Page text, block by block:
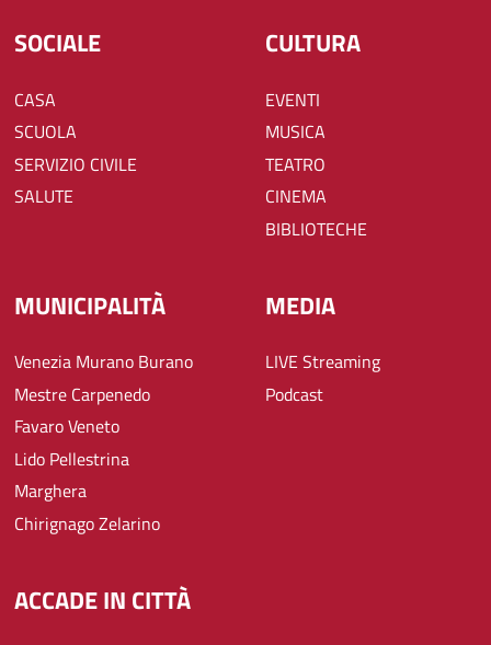
SOCIALE
CASA
SCUOLA
SERVIZIO CIVILE
SALUTE
CULTURA
EVENTI
MUSICA
TEATRO
CINEMA
BIBLIOTECHE
MUNICIPALITÀ
Venezia Murano Burano
Mestre Carpenedo
Favaro Veneto
Lido Pellestrina
Marghera
Chirignago Zelarino
MEDIA
LIVE Streaming
Podcast
ACCADE IN CITTÀ